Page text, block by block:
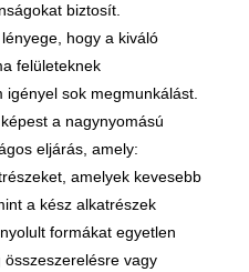
biztosít.
hogy a kiváló
felületeknek
igényel sok megmunkálást.
a nagynyomású
eljárás, amely:
amelyek kevesebb
a kész alkatrészek
formákat egyetlen
vagy